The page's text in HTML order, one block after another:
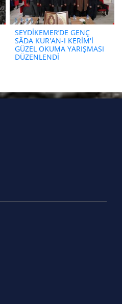
SEYDİKEMER’DE GENÇ
SÂDA KUR'AN-I KERİM'İ
GÜZEL OKUMA YARIŞMASI
DÜZENLENDİ